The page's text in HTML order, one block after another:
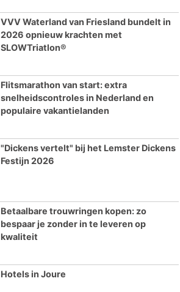
VVV Waterland van Friesland bundelt in
2026 opnieuw krachten met
SLOWTriatlon®
Flitsmarathon van start: extra
snelheidscontroles in Nederland en
populaire vakantielanden
"Dickens vertelt" bij het Lemster Dickens
Festijn 2026
Betaalbare trouwringen kopen: zo
bespaar je zonder in te leveren op
kwaliteit
Hotels in Joure